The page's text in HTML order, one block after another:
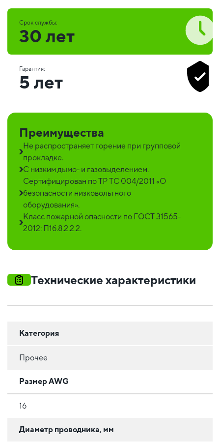
Срок службы:
30 лет
Гарантия:
5 лет
Преимущества
Не распространяет горение при групповой
прокладке.
С низким дымо- и газовыделением.
Сертифицирован по ТР ТС 004/2011 «О
безопасности низковольтного
оборудования».
Класс пожарной опасности по ГОСТ 31565-
2012: П1б.8.2.2.2.
Технические характеристики
Категория
Прочее
Размер AWG
16
Диаметр проводника, мм